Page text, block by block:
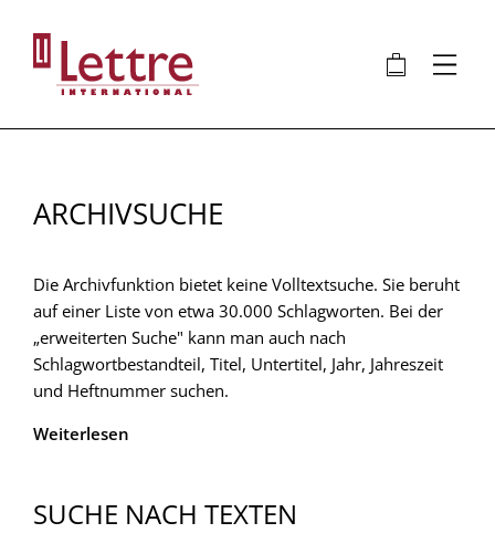
Inhalt
🛍 ⋮
ARCHIVSUCHE
Die Archivfunktion bietet keine Volltextsuche. Sie beruht
auf einer Liste von etwa 30.000 Schlagworten. Bei der
„erweiterten Suche" kann man auch nach
Schlagwortbestandteil, Titel, Untertitel, Jahr, Jahreszeit
und Heftnummer suchen.
Weiterlesen
SUCHE NACH TEXTEN